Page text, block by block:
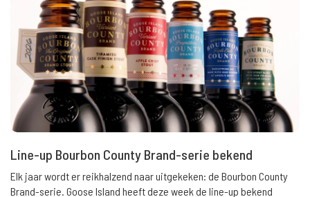
Line-up Bourbon County Brand-serie bekend
Elk jaar wordt er reikhalzend naar uitgekeken: de Bourbon County
Brand-serie. Goose Island heeft deze week de line-up bekend